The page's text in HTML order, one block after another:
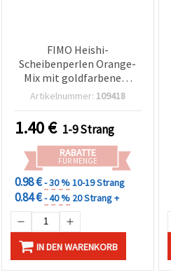
FIMO Heishi-
Scheibenperlen Orange-
Mix mit goldfarbenem
Pigment, 6x1 mm, Loch 2
Schmuckherstellung,
Accessoires & DIY-
Basteln, ca. 350 Stk.
Artikelnummer: 109418
1.40€ 1-9 Strang
RABATTE
FÜR MENGE
0.98 €- 30 %10-19 Strang
0.84 €- 40 % 20 Strang +
IN DEN WARENKORB